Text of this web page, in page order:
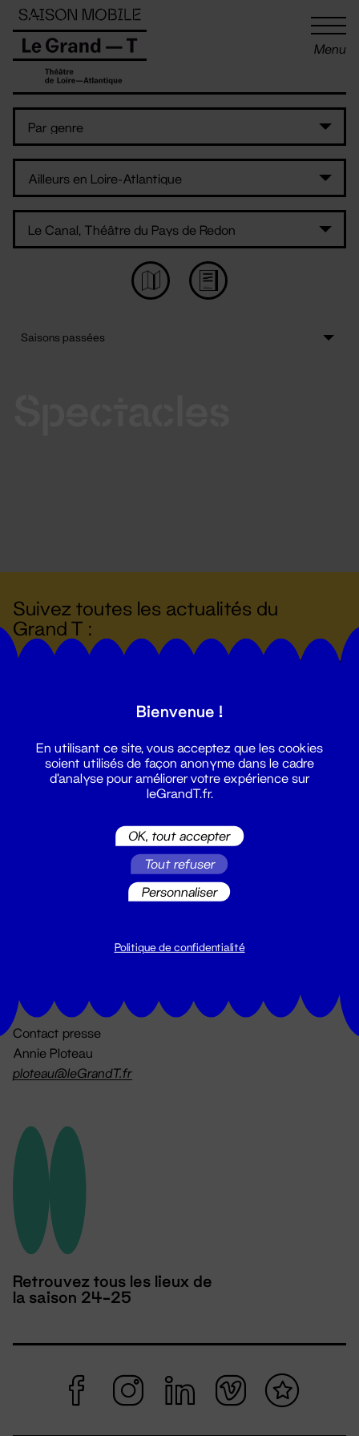
Menu
Suivez toutes les actualités du
Grand T :
billetterie@leGrandT.fr
Du lundi au vendredi 14h → 18h
Contact presse
Annie Ploteau
ploteau@leGrandT.fr
Retrouvez tous les lieux de
la saison 24-25
Panneau de gestion des cookies
Bienvenue !
En utilisant ce site, vous acceptez que les cookies
soient utilisés de façon anonyme dans le cadre
d'analyse pour améliorer votre expérience sur
leGrandT.fr.
OK, tout accepter
Tout refuser
Personnaliser
Politique de confidentialité